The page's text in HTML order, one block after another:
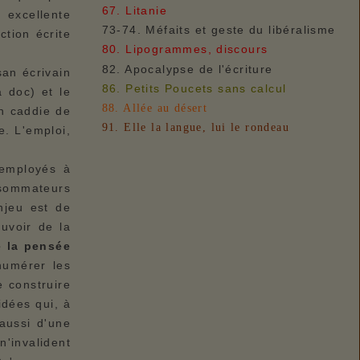
écrite
écrivain
doc) et le
caddie de
L'emploi,
à
est de
de la
la pensée
les
construire
qui, à
d'une
67. Litanie
73-74. Méfaits et geste du libéralisme
80. Lipogrammes, discours
82. Apocalypse de l'écriture
86. Petits Poucets sans calcul
88. Allée au désert
91. Elle la langue, lui le rondeau